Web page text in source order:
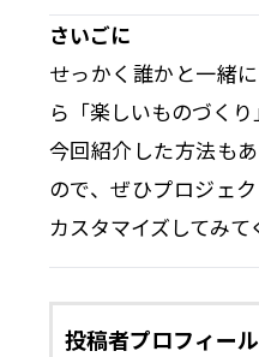
さいごに
せっかく誰かと一緒
ら「楽しいものづくり
今回紹介した方法も
ので、ぜひプロジェ
カスタマイズしてみて
投稿者プロフィール